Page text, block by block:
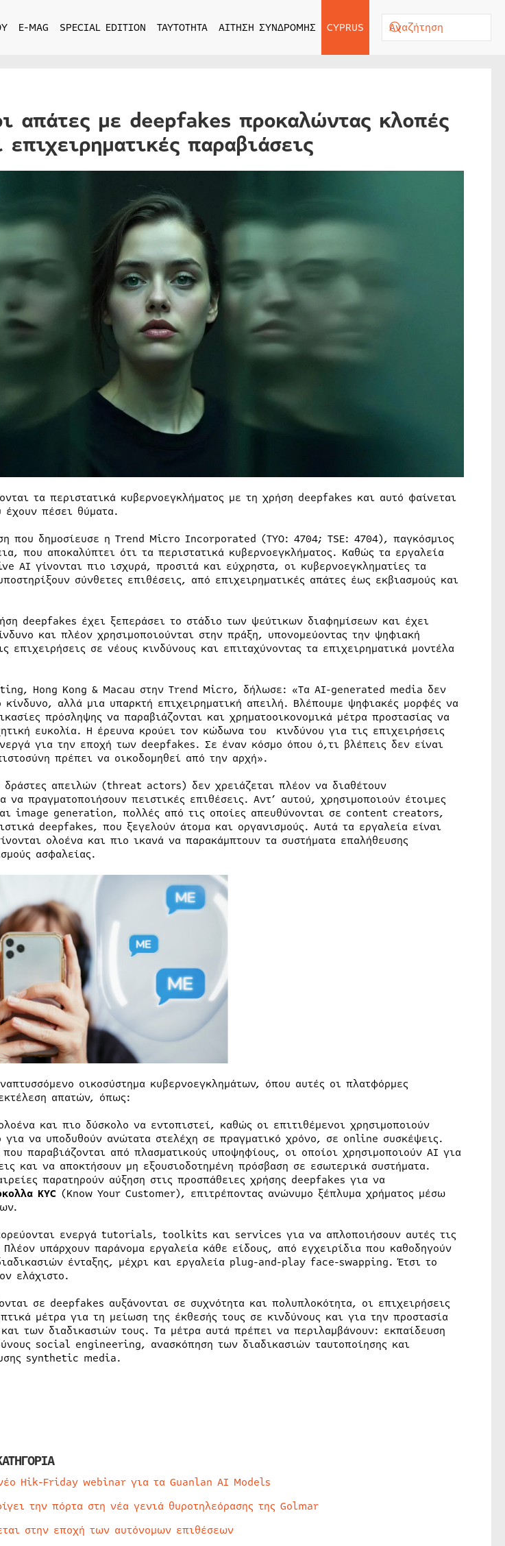
E-MAG SPECIAL EDITION ΤΑΥΤΟΤΗΤΑ ΑΙΤΗΣΗ ΣΥΝΔΡΟΜΗΣ CYPRUS
απάτες με deepfakes προκαλώντας κλοπές
επιχειρηματικές παραβιάσεις
τα περιστατικά κυβερνοεγκλήματος με τη χρήση deepfakes και αυτό φαίνεται
έχουν πέσει θύματα.
που δημοσίευσε η Trend Micro Incorporated (TYO: 4704; TSE: 4704), παγκόσμιος
που αποκαλύπτει ότι τα περιστατικά κυβερνοεγκλήματος. Καθώς τα εργαλεία
AI γίνονται πιο ισχυρά, προσιτά και εύχρηστα, οι κυβερνοεγκληματίες τα
σύνθετες επιθέσεις, από επιχειρηματικές απάτες έως εκβιασμούς και
deepfakes έχει ξεπεράσει το στάδιο των ψεύτικων διαφημίσεων και έχει
και πλέον χρησιμοποιούνται στην πράξη, υπονομεύοντας την ψηφιακή
επιχειρήσεις σε νέους κινδύνους και επιταχύνοντας τα επιχειρηματικά μοντέλα
Hong Kong & Macau στην Trend Micro, δήλωσε: «Τα AI-generated media δεν
κίνδυνο, αλλά μια υπαρκτή επιχειρηματική απειλή. Βλέπουμε ψηφιακές μορφές να
πρόσληψης να παραβιάζονται και χρηματοοικονομικά μέτρα προστασίας να
ευκολία. Η έρευνα κρούει τον κώδωνα του κινδύνου για τις επιχειρήσεις
για την εποχή των deepfakes. Σε έναν κόσμο όπου ό,τι βλέπεις δεν είναι
πρέπει να οικοδομηθεί από την αρχή».
δράστες απειλών (threat actors) δεν χρειάζεται πλέον να διαθέτουν
να πραγματοποιήσουν πειστικές επιθέσεις. Αντ’ αυτού, χρησιμοποιούν έτοιμες
image generation, πολλές από τις οποίες απευθύνονται σε content creators,
deepfakes, που ξεγελούν άτομα και οργανισμούς. Αυτά τα εργαλεία είναι
ολοένα και πιο ικανά να παρακάμπτουν τα συστήματα επαλήθευσης
ασφαλείας.
οικοσύστημα κυβερνοεγκλημάτων, όπου αυτές οι πλατφόρμες
απατών, όπως:
και πιο δύσκολο να εντοπιστεί, καθώς οι επιτιθέμενοι χρησιμοποιούν
να υποδυθούν ανώτατα στελέχη σε πραγματικό χρόνο, σε online συσκέψεις.
παραβιάζονται από πλασματικούς υποψηφίους, οι οποίοι χρησιμοποιούν AI για
και να αποκτήσουν μη εξουσιοδοτημένη πρόσβαση σε εσωτερικά συστήματα.
παρατηρούν αύξηση στις προσπάθειες χρήσης deepfakes για να
KYC(Know Your Customer), επιτρέποντας ανώνυμο ξέπλυμα χρήματος μέσω
ενεργά tutorials, toolkits και services για να απλοποιήσουν αυτές τις
Πλέον υπάρχουν παράνομα εργαλεία κάθε είδους, από εγχειρίδια που καθοδηγούν
ένταξης, μέχρι και εργαλεία plug-and-play face-swapping. Έτσι το
ελάχιστο.
σε deepfakes αυξάνονται σε συχνότητα και πολυπλοκότητα, οι επιχειρήσεις
μέτρα για τη μείωση της έκθεσής τους σε κινδύνους και για την προστασία
των διαδικασιών τους. Τα μέτρα αυτά πρέπει να περιλαμβάνουν: εκπαίδευση
social engineering, ανασκόπηση των διαδικασιών ταυτοποίησης και
synthetic media.
Hik-Friday webinar για τα Guanlan AI Models
την πόρτα στη νέα γενιά θυροτηλεόρασης της Golmar
στην εποχή των αυτόνομων επιθέσεων